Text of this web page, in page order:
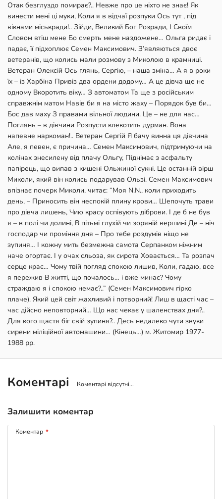
Коментарі Коментарі відсутні...
Залишити коментар
Коментар *